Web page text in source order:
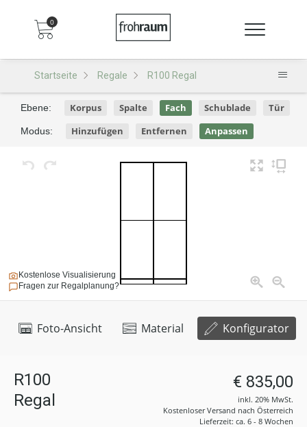
0
Startseite Regale R100 Regal
Foto-Ansicht Material Konfigurator
Kostenlose Visualisierung
Fragen zur Regalplanung?
Ebene: Korpus Spalte Fach Schublade Tür
Modus: Hinzufügen Entfernen Anpassen
R100
Regal
€ 835,00
inkl. 20% MwSt.
Kostenloser Versand nach Österreich
Lieferzeit: ca. 6 - 8 Wochen